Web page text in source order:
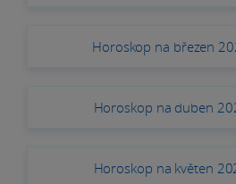
Horoskop na březen
Horoskop na duben
Horoskop na květen